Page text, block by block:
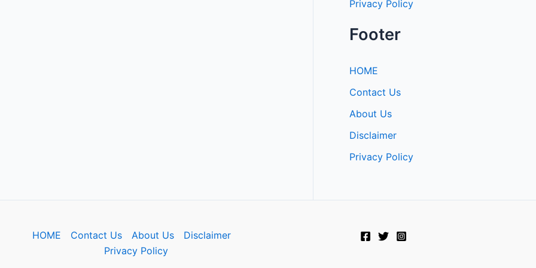
Privacy Policy
Footer
HOME
Contact Us
About Us
Disclaimer
Privacy Policy
HOME Contact Us About Us
Disclaimer
Privacy Policy